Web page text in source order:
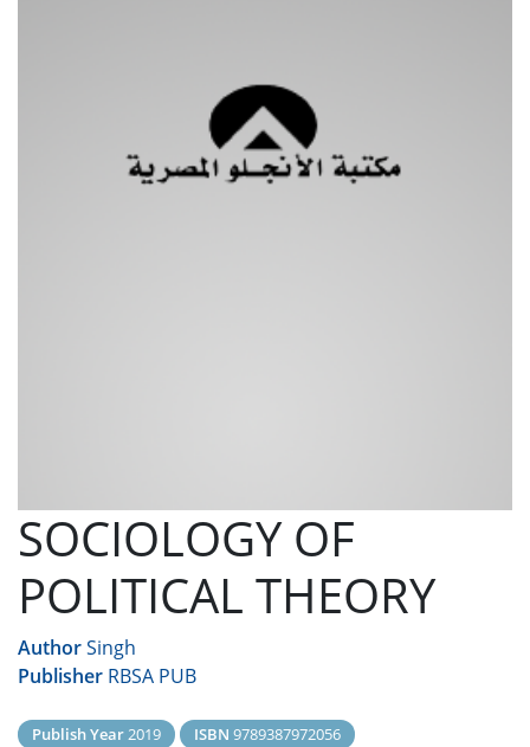
SOCIOLOGY OF
POLITICAL THEORY
AuthorSingh
Publisher RBSA PUB
Publish Year2019 ISBN 9789387972056